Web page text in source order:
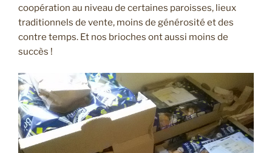
coopération au niveau de certaines paroisses, lieux
traditionnels de vente, moins de générosité et des
contre temps. Et nos brioches ont aussi moins de
succès !